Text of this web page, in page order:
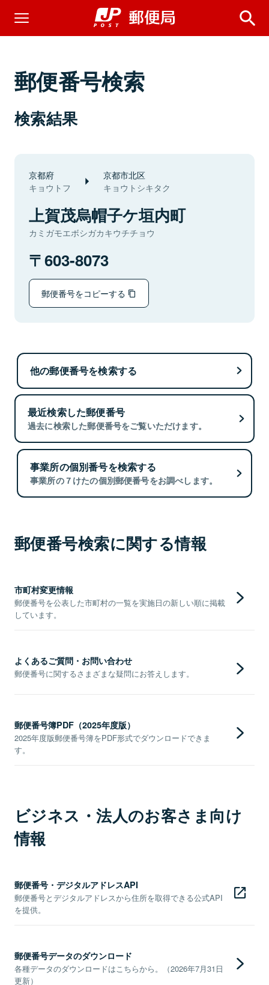
郵便番号検索
検索結果
京都府
キョウトフ
京都市北区
キョウトシキタク
上賀茂烏帽子ケ垣内町
カミガモエボシガカキウチチョウ
603-8073
郵便番号をコピーする
他の郵便番号を検索する
最近検索した郵便番号
過去に検索した郵便番号をご覧いただけます。
事業所の個別番号を検索する
事業所の７けたの個別郵便番号をお調べします。
郵便番号検索に関する情報
市町村変更情報
郵便番号を公表した市町村の一覧を実施日の新しい順に掲載
しています。
よくあるご質問・お問い合わせ
郵便番号に関するさまざまな疑問にお答えします。
郵便番号簿PDF（2025年度版）
2025年度版郵便番号簿をPDF形式でダウンロードできま
す。
ビジネス・法人のお客さま向け
情報
郵便番号・デジタルアドレスAPI
郵便番号とデジタルアドレスから住所を取得できる公式API
を提供。
郵便番号データのダウンロード
各種データのダウンロードはこちらから。（2026年7月31日
更新）